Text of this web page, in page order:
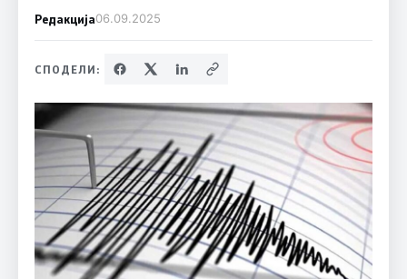
Редакција06.09.2025
СПОДЕЛИ: